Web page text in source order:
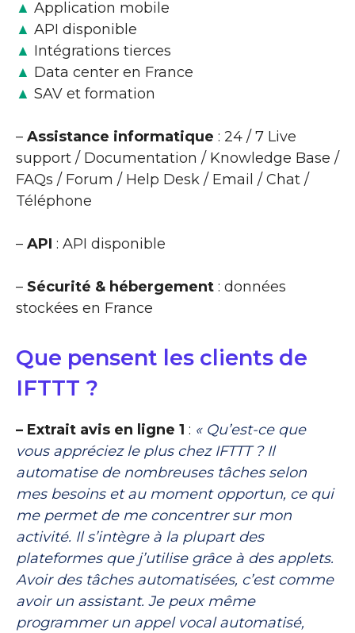
▲ Application mobile
▲ API disponible
▲ Intégrations tierces
▲ Data center en France
▲ SAV et formation
– Assistance informatique : 24 / 7 Live
support / Documentation / Knowledge Base /
FAQs / Forum / Help Desk / Email / Chat /
Téléphone
– API : API disponible
– Sécurité & hébergement : données
stockées en France
Que pensent les clients de
IFTTT ?
– Extrait avis en ligne 1 : « Qu’est-ce que
vous appréciez le plus chez IFTTT ? Il
automatise de nombreuses tâches selon
mes besoins et au moment opportun, ce qui
me permet de me concentrer sur mon
activité. Il s’intègre à la plupart des
plateformes que j’utilise grâce à des applets.
Avoir des tâches automatisées, c’est comme
avoir un assistant. Je peux même
programmer un appel vocal automatisé,